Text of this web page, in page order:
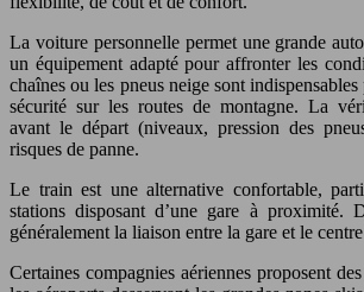
La voiture personnelle permet une grande
un équipement adapté pour affronter les
chaînes ou les pneus neige sont
sécurité sur les routes de montagne. La
avant le départ (niveaux, pression des
risques de panne.
Le train est une alternative confortable,
stations disposant d’une gare à proximité.
généralement la liaison entre la gare et le
Certaines compagnies aériennes proposent